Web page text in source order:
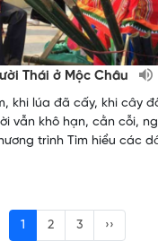
Thái ở Mộc Châu
khi lúa đã cấy, khi cây
vẫn khô hạn, cằn cỗi,
trình Tìm hiểu các
1 2 3 ››